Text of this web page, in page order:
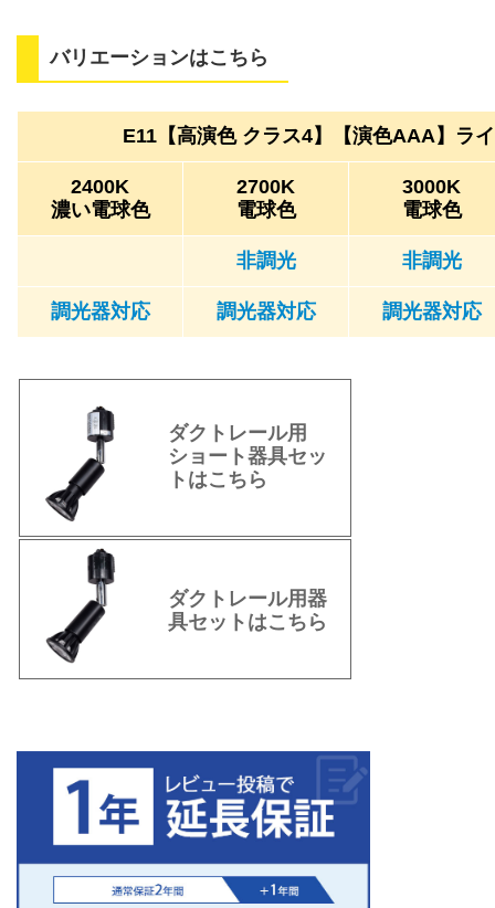
バリエーションはこちら
E11【高演色 クラス4】【演色AAA】ラ
2400K
濃い電球色
2700K
電球色
3000K
電球色
非調光 非調光
調光器対応 調光器対応 調光器対応
ダクトレール用
ショート器具セッ
トはこちら
ダクトレール用器
具セットはこちら